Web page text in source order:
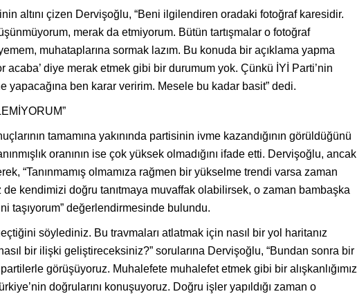
altını çizen Dervişoğlu, “Beni ilgilendiren oradaki fotoğraf karesidir.
merak da etmiyorum. Bütün tartışmalar o fotoğraf
muhataplarına sormak lazım. Bu konuda bir açıklama yapma
acaba’ diye merak etmek gibi bir durumum yok. Çünkü İYİ Parti’nin
yapacağına ben karar veririm. Mesele bu kadar basit” dedi.
tamamına yakınında partisinin ivme kazandığının görüldüğünü
oranının ise çok yüksek olmadığını ifade etti. Dervişoğlu, ancak
“Tanınmamış olmamıza rağmen bir yükselme trendi varsa zaman
de kendimizi doğru tanıtmaya muvaffak olabilirsek, o zaman bambaşka
taşıyorum” değerlendirmesinde bulundu.
söylediniz. Bu travmaları atlatmak için nasıl bir yol haritanız
bir ilişki geliştireceksiniz?” sorularına Dervişoğlu, “Bundan sonra bir
görüşüyoruz. Muhalefete muhalefet etmek gibi bir alışkanlığımız
doğrularını konuşuyoruz. Doğru işler yapıldığı zaman o